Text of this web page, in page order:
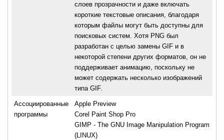
слоев прозрачности и даже включать
короткие текстовые описания, благодаря
которым файлы могут быть доступны для
поисковых систем. Хотя PNG был
разработан с целью замены GIF и в
некоторой степени других форматов, он не
поддерживает анимацию, поскольку не
может содержать несколько изображений
типа GIF.
Ассоциированные
программы
Apple Preview
Corel Paint Shop Pro
GIMP - The GNU Image Manipulation Program
(LINUX)